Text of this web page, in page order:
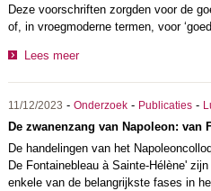
Deze voorschriften zorgden voor de
of, in vroegmoderne termen, voor
Lees meer
11/12/2023 - Onderzoek- Publicaties-
De zwanenzang van Napoleon: van
De handelingen van het
De Fontainebleau à Sainte-Hélène'
enkele van de belangrijkste fases in